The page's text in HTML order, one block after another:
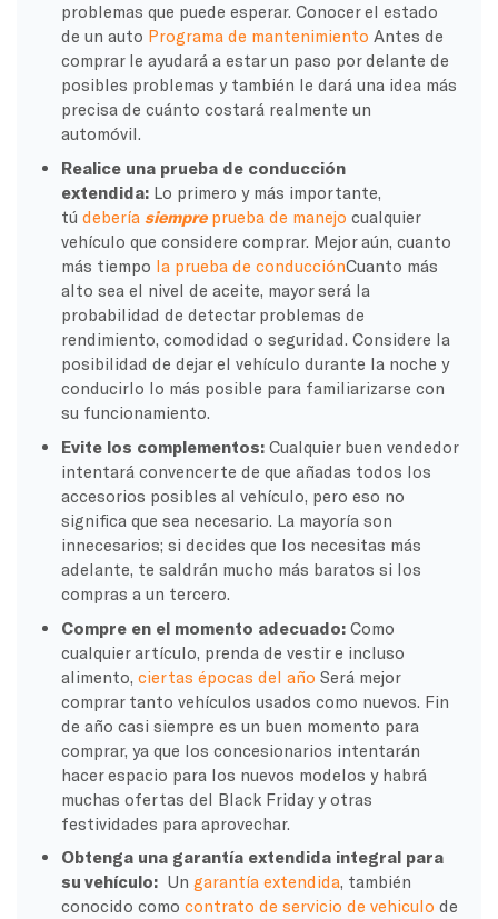
problemas que puede esperar. Conocer el estado
de un auto Programa de mantenimiento Antes de
comprar le ayudará a estar un paso por delante de
posibles problemas y también le dará una idea más
precisa de cuánto costará realmente un
automóvil.
Realice una prueba de conducción
extendida: Lo primero y más importante,
túdeberíasiempre prueba de manejo cualquier
vehículo que considere comprar. Mejor aún, cuanto
más tiempo la prueba de conducciónCuanto más
alto sea el nivel de aceite, mayor será la
probabilidad de detectar problemas de
rendimiento, comodidad o seguridad. Considere la
posibilidad de dejar el vehículo durante la noche y
conducirlo lo más posible para familiarizarse con
su funcionamiento.
Evite los complementos: Cualquier buen vendedor
intentará convencerte de que añadas todos los
accesorios posibles al vehículo, pero eso no
significa que sea necesario. La mayoría son
innecesarios; si decides que los necesitas más
adelante, te saldrán mucho más baratos si los
compras a un tercero.
Compre en el momento adecuado: Como
cualquier artículo, prenda de vestir e incluso
alimento,ciertas épocas del año Será mejor
comprar tanto vehículos usados como nuevos. Fin
de año casi siempre es un buen momento para
comprar, ya que los concesionarios intentarán
hacer espacio para los nuevos modelos y habrá
muchas ofertas del Black Friday y otras
festividades para aprovechar.
Obtenga una garantía extendida integral para
su vehículo: Ungarantía extendida, también
conocido comocontrato de servicio de vehiculo de